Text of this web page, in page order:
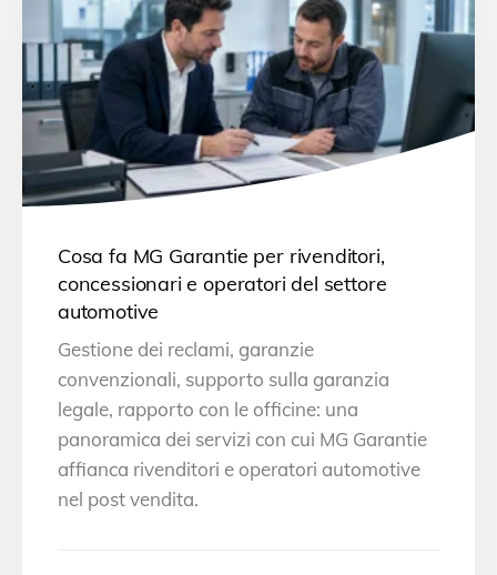
Cosa fa MG Garantie per rivenditori,
concessionari e operatori del settore
automotive
Gestione dei reclami, garanzie
convenzionali, supporto sulla garanzia
legale, rapporto con le officine: una
panoramica dei servizi con cui MG Garantie
affianca rivenditori e operatori automotive
nel post vendita.